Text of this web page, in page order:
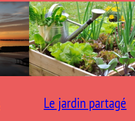
Le jardin partagé